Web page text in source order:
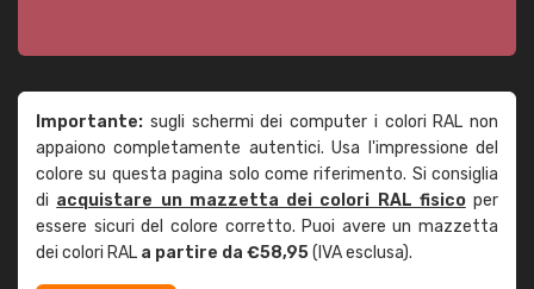
Importante: sugli schermi dei computer i colori RAL non
appaiono completamente autentici. Usa l'impressione del
colore su questa pagina solo come riferimento. Si consiglia
di acquistare un mazzetta dei colori RAL fisicoper
essere sicuri del colore corretto. Puoi avere un mazzetta
dei colori RAL a partire da €58,95(IVA esclusa).